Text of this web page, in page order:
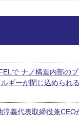
で ナノ構造内部の
ギーが閉じ込められ
淳義代表取締役兼CEO